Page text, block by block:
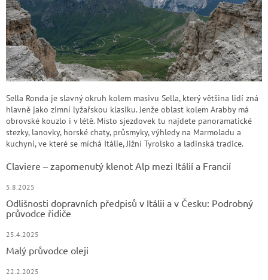
Sella Ronda je slavný okruh kolem masivu Sella, který většina lidí zná
hlavně jako zimní lyžařskou klasiku. Jenže oblast kolem Arabby má
obrovské kouzlo i v létě. Místo sjezdovek tu najdete panoramatické
stezky, lanovky, horské chaty, průsmyky, výhledy na Marmoladu a
kuchyni, ve které se míchá Itálie, Jižní Tyrolsko a ladinská tradice.
Claviere – zapomenutý klenot Alp mezi Itálií a Francií
5.8.2025
Odlišnosti dopravních předpisů v Itálii a v Česku: Podrobný
průvodce řidiče
25.4.2025
Malý průvodce oleji
22.2.2025